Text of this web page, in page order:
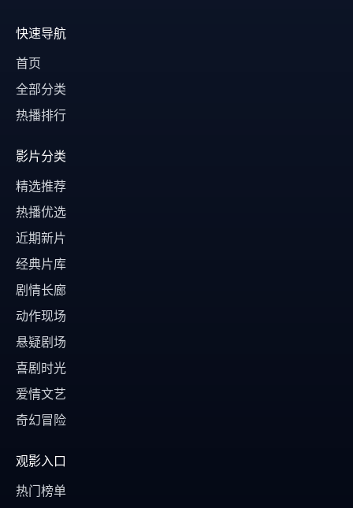
快速导航
首页
全部分类
热播排行
影片分类
精选推荐
热播优选
近期新片
经典片库
剧情长廊
动作现场
悬疑剧场
喜剧时光
爱情文艺
奇幻冒险
观影入口
热门榜单